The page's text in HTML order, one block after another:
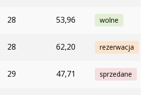
28 53,96 wolne
28 62,20 rezerwacja
29 47,71 sprzedane